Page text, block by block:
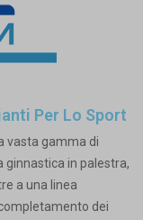
Per Lo Sport
vasta gamma di
in palestra,
a una linea
dei